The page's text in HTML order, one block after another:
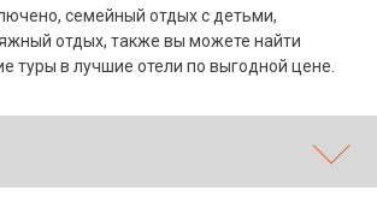
семейный отдых с детьми,
отдых, также вы можете найти
туры в лучшие отели по выгодной цене.